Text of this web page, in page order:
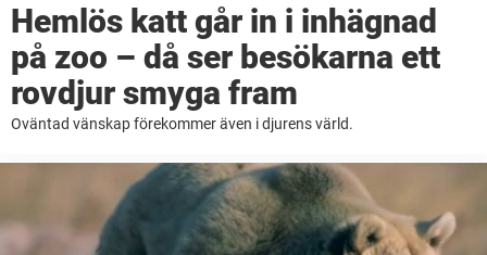
Hemlös katt går in i inhägnad
på zoo – då ser besökarna ett
rovdjur smyga fram
Oväntad vänskap förekommer även i djurens värld.